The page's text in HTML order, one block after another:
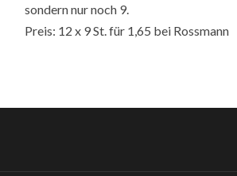
sondern nur noch 9.
Preis: 12 x 9 St. für 1,65 bei Rossmann